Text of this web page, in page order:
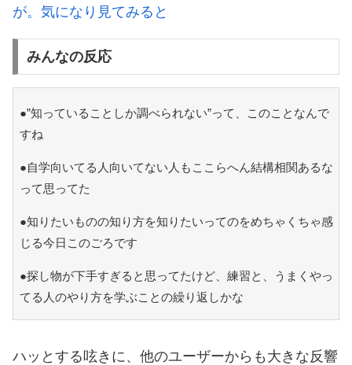
が。気になり見てみると
みんなの反応
●”知っていることしか調べられない”って、このことなんで
すね
●自学向いてる人向いてない人もここらへん結構相関あるな
って思ってた
●知りたいものの知り方を知りたいってのをめちゃくちゃ感
じる今日このごろです
●探し物が下手すぎると思ってたけど、練習と、うまくやっ
てる人のやり方を学ぶことの繰り返しかな
ハッとする呟きに、他のユーザーからも大きな反響